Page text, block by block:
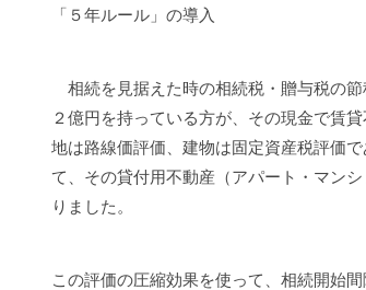
「５年ルール」の導入
相続を見据えた時の相続税・贈与税の
２億円を持っている方が、その現金で賃
地は路線価評価、建物は固定資産税評価
て、その貸付用不動産（アパート・マン
りました。
この評価の圧縮効果を使って、相続開始